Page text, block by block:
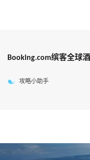
Booking.com缤客全球
攻略小助手